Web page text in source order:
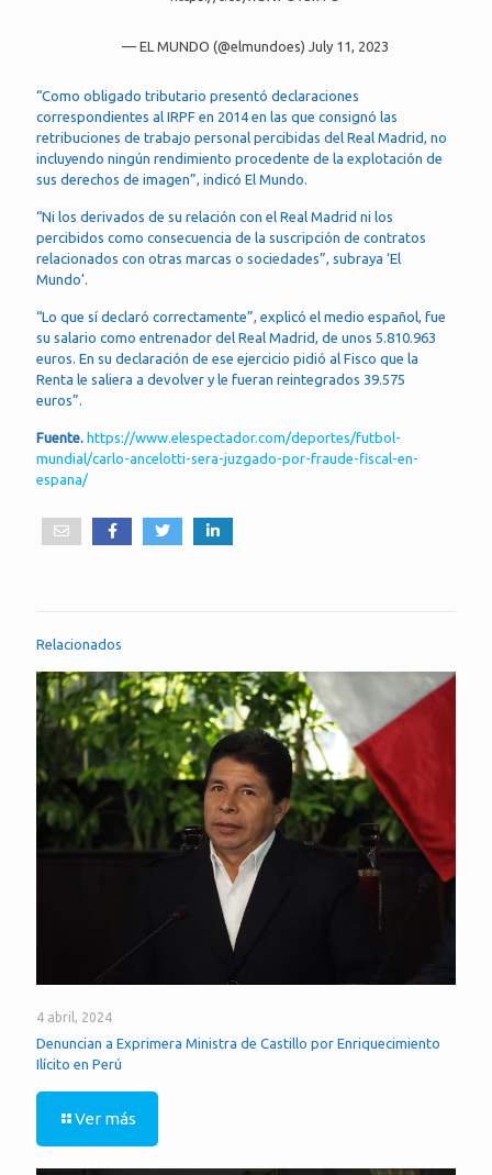
— EL MUNDO (@elmundoes)July 11, 2023
“Como obligado tributario presentó declaraciones
correspondientes al IRPF en 2014 en las que consignó las
retribuciones de trabajo personal percibidas del Real Madrid, no
incluyendo ningún rendimiento procedente de la explotación de
sus derechos de imagen”, indicó El Mundo.
“Ni los derivados de su relación con el Real Madrid ni los
percibidos como consecuencia de la suscripción de contratos
relacionados con otras marcas o sociedades”, subraya ‘El
Mundo’.
“Lo que sí declaró correctamente”, explicó el medio español, fue
su salario como entrenador del Real Madrid, de unos 5.810.963
euros. En su declaración de ese ejercicio pidió al Fisco que la
Renta le saliera a devolver y le fueran reintegrados 39.575
euros”.
Fuente. https://www.elespectador.com/deportes/futbol-
mundial/carlo-ancelotti-sera-juzgado-por-fraude-fiscal-en-
espana/
Relacionados
4 abril, 2024
Denuncian a Exprimera Ministra de Castillo por Enriquecimiento
Ilícito en Perú
Ver más